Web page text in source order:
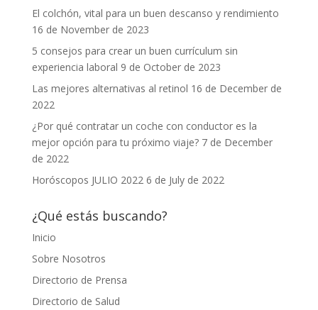
El colchón, vital para un buen descanso y rendimiento
16 de November de 2023
5 consejos para crear un buen currículum sin
experiencia laboral 9 de October de 2023
Las mejores alternativas al retinol 16 de December de
2022
¿Por qué contratar un coche con conductor es la
mejor opción para tu próximo viaje? 7 de December
de 2022
Horóscopos JULIO 2022 6 de July de 2022
¿Qué estás buscando?
Inicio
Sobre Nosotros
Directorio de Prensa
Directorio de Salud